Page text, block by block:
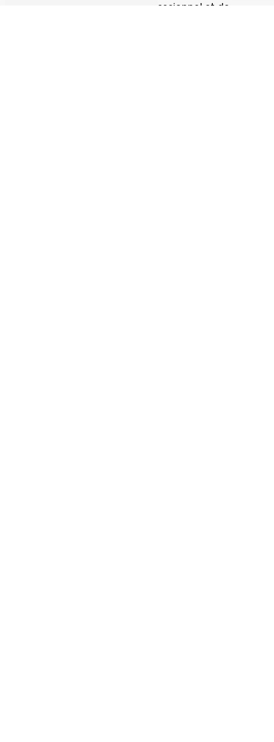
TYVOL pour un nettoyage professionnel et de